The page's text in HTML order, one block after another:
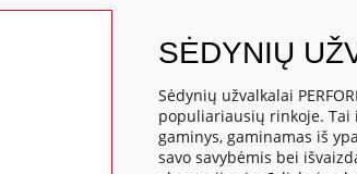
SĖDYNIŲ
Sėdynių užvalkalai
populiariausių rinkoje.
gaminys, gaminamas iš
savo savybėmis bei